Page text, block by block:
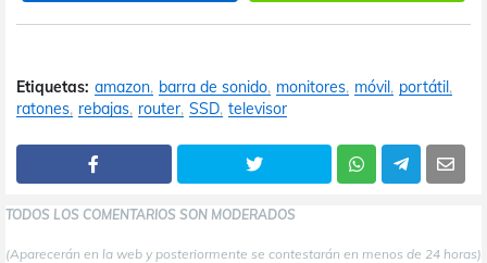
Etiquetas: amazon barra de sonido monitores móvil portátil
ratones rebajas router SSD televisor
TODOS LOS COMENTARIOS SON MODERADOS
(Aparecerán en la web y posteriormente se contestarán en menos de 24 horas)